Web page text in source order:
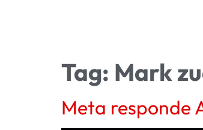
Tag: Mark
Meta responde